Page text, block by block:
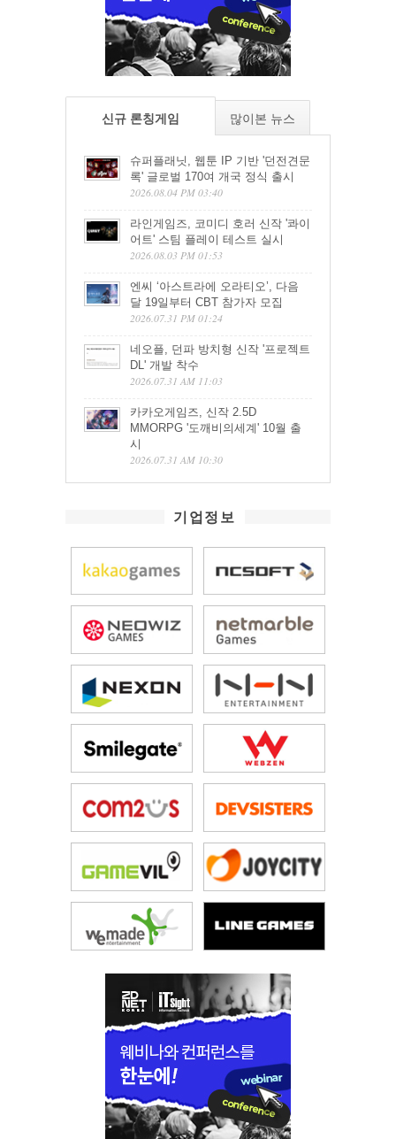
신규 론칭게임 많이본 뉴스
슈퍼플래닛, 웹툰 IP 기반 '던전견문
록' 글로벌 170여 개국 정식 출시
2026.08.04 PM 03:40
라인게임즈, 코미디 호러 신작 '콰이
어트' 스팀 플레이 테스트 실시
2026.08.03 PM 01:53
엔씨 ‘아스트라에 오라티오’, 다음
달 19일부터 CBT 참가자 모집
2026.07.31 PM 01:24
네오플, 던파 방치형 신작 '프로젝트
DL' 개발 착수
2026.07.31 AM 11:03
카카오게임즈, 신작 2.5D
MMORPG '도깨비의세계' 10월 출
시
2026.07.31 AM 10:30
기업정보